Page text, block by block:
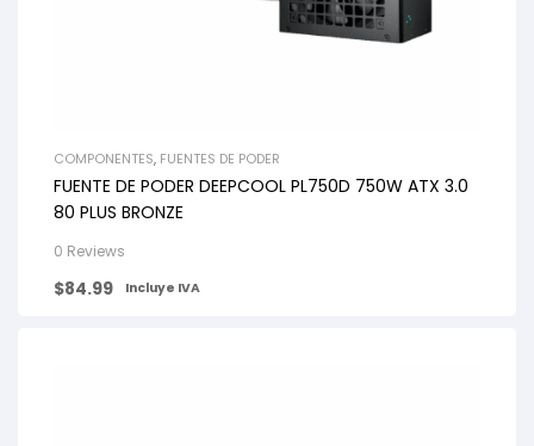
COMPONENTES, FUENTES DE PODER
FUENTE DE PODER DEEPCOOL PL750D 750W ATX 3.0
80 PLUS BRONZE
0 Reviews
$84.99 Incluye IVA